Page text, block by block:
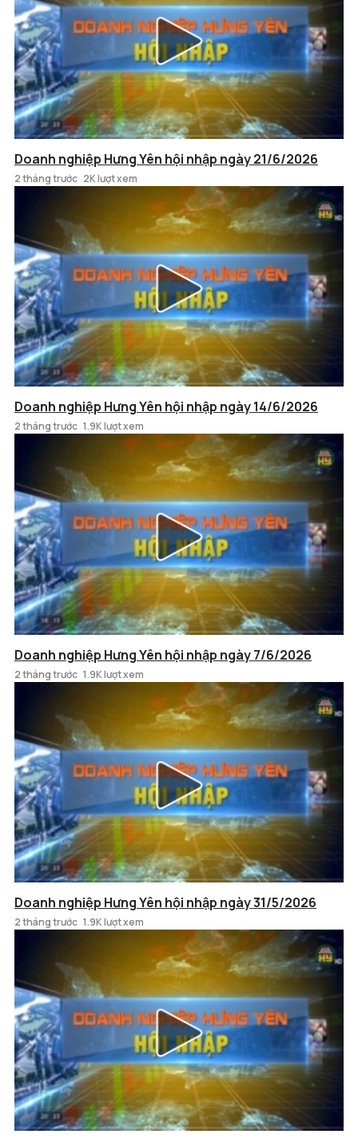
Doanh nghiệp Hưng Yên hội nhập ngày 21/6/2026
2 tháng trước 2K lượt xem
Doanh nghiệp Hưng Yên hội nhập ngày 14/6/2026
2 tháng trước 1.9K lượt xem
Doanh nghiệp Hưng Yên hội nhập ngày 7/6/2026
2 tháng trước 1.9K lượt xem
Doanh nghiệp Hưng Yên hội nhập ngày 31/5/2026
2 tháng trước 1.9K lượt xem